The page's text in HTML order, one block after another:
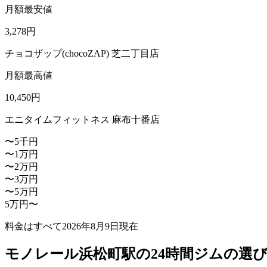
月額最安値
3,278円
チョコザップ(chocoZAP) 芝二丁目店
月額最高値
10,450円
エニタイムフィットネス 麻布十番店
〜5千円
〜1万円
〜2万円
〜3万円
〜5万円
5万円〜
料金はすべて2026年8月9日 現在
モノレール浜松町駅の24時間ジムの選